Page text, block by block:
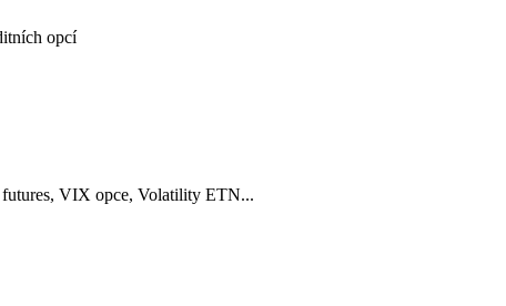
opcí
VIX opce, Volatility ETN...